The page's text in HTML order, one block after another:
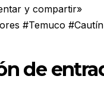
y compartir»
#Temuco
de